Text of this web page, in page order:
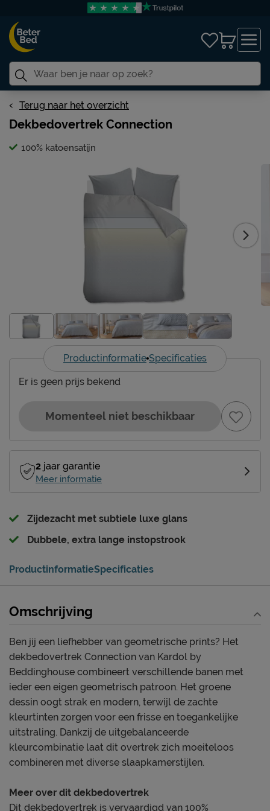
Terug naar het overzicht
Dekbedovertrek Connection
100% katoensatijn
Productinformatie Specificaties
Er is geen prijs bekend
Momenteel niet beschikbaar
2 jaar garantie
Meer informatie
Zijdezacht met subtiele luxe glans
Dubbele, extra lange instopstrook
ProductinformatieSpecificaties
Omschrijving
Ben jij een liefhebber van geometrische prints? Het
dekbedovertrek Connection van Kardol by
Beddinghouse combineert verschillende banen met
ieder een eigen geometrisch patroon. Het groene
dessin oogt strak en modern, terwijl de zachte
kleurtinten zorgen voor een frisse en toegankelijke
uitstraling. Dankzij de uitgebalanceerde
kleurcombinatie laat dit overtrek zich moeiteloos
combineren met diverse slaapkamerstijlen.
Meer over dit dekbedovertrek
Dit dekbedovertrek is vervaardigd van 100%